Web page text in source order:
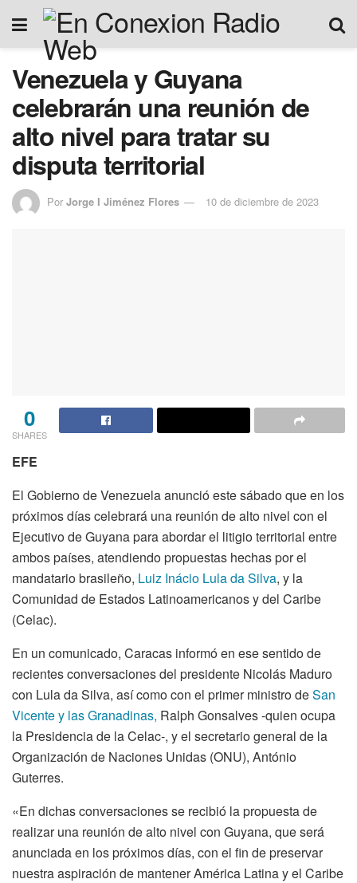
Venezuela y Guyana
celebrarán una reunión de
alto nivel para tratar su
disputa territorial
Por Jorge I Jiménez Flores 10 de diciembre de 2023
0
SHARES
EFE
El Gobierno de Venezuela anunció este sábado que en los
próximos días celebrará una reunión de alto nivel con el
Ejecutivo de Guyana para abordar el litigio territorial entre
ambos países, atendiendo propuestas hechas por el
mandatario brasileño, Luiz Inácio Lula da Silva, y la
Comunidad de Estados Latinoamericanos y del Caribe
(Celac).
En un comunicado, Caracas informó en ese sentido de
recientes conversaciones del presidente Nicolás Maduro
con Lula da Silva, así como con el primer ministro deSan
Vicente y las Granadinas, Ralph Gonsalves -quien ocupa
la Presidencia de la Celac-, y el secretario general de la
Organización de Naciones Unidas (ONU), António
Guterres.
«En dichas conversaciones se recibió la propuesta de
realizar una reunión de alto nivel con Guyana, que será
anunciada en los próximos días, con el fin de preservar
nuestra aspiración de mantener América Latina y el Caribe